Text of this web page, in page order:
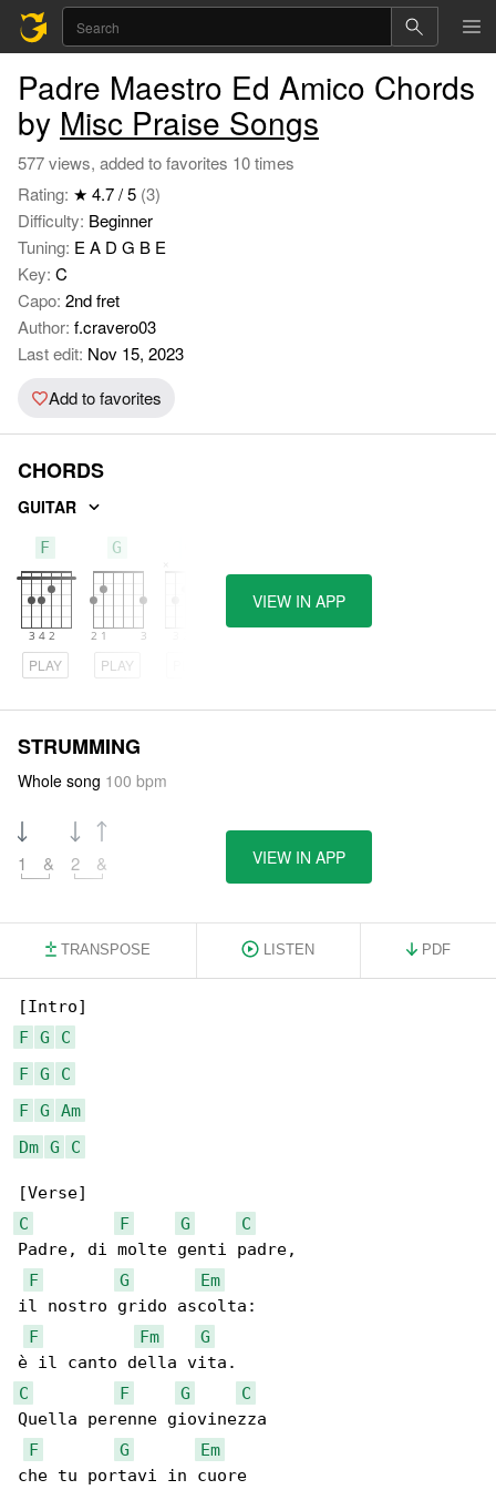
Padre Maestro Ed Amico Chords
by Misc Praise Songs
577 views, added to favorites 10 times
Rating: ★ 4.7 / 5 (3)
Difficulty: Beginner
Tuning: E A D G B E
Key: C
Capo: 2nd fret
Author: f.cravero03
Last edit: Nov 15, 2023
Add to favorites
CHORDS
GUITAR
F
PLAY
G
PLAY
VIEW IN APP
STRUMMING
Whole song 100 bpm
1 & 2 & VIEW IN APP
TRANSPOSE LISTEN PDF
F G
C
F G
C
F G
Am
Dm G C
C
F G
C
Padre, di molte genti padre,
F
G
Em
il nostro grido ascolta:
F
Fm
G
C
F G
C
Quella perenne giovinezza
F
G
Em
che tu portavi in cuore